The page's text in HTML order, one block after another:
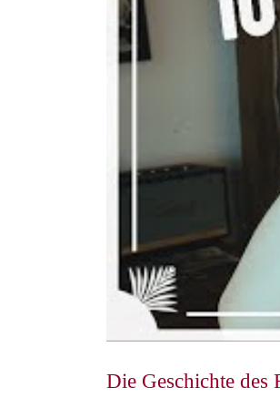
Die Geschichte des